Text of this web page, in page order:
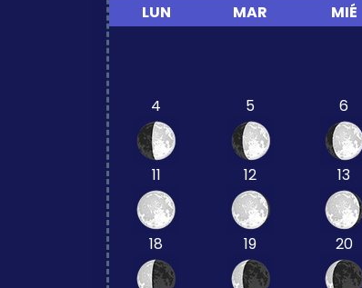
LUN MAR MIÉ
4 5 6
11
12 13
18
19 20